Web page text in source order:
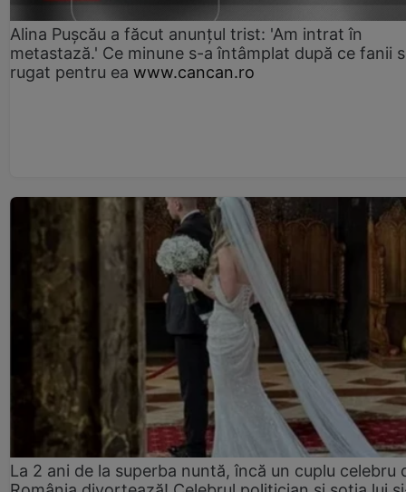
Alina Pușcău a făcut anunțul trist: 'Am intrat în
metastază.' Ce minune s-a întâmplat după ce fanii
rugat pentru ea www.cancan.ro
La 2 ani de la superba nuntă, încă un cuplu celebru